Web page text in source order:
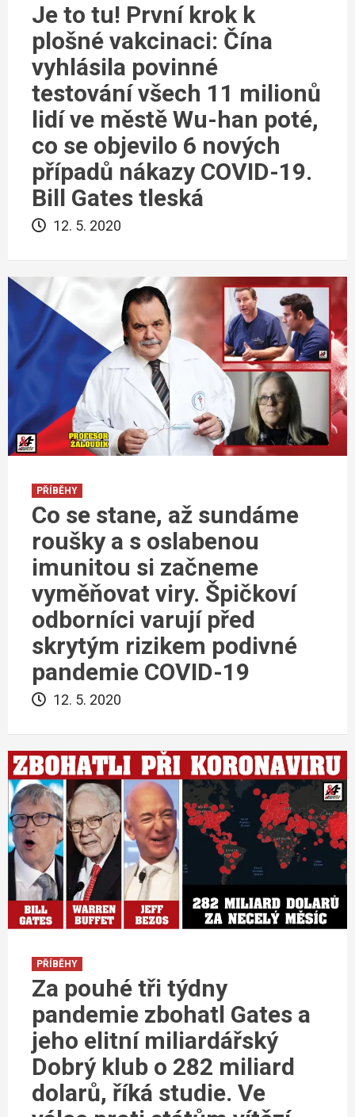
Je to tu! První krok k
plošné vakcinaci: Čína
vyhlásila povinné
testování všech 11 milionů
lidí ve městě Wu-han poté,
co se objevilo 6 nových
případů nákazy COVID-19.
Bill Gates tleská
12. 5. 2020
PŘÍBĚHY
Co se stane, až sundáme
roušky a s oslabenou
imunitou si začneme
vyměňovat viry. Špičkoví
odborníci varují před
skrytým rizikem podivné
pandemie COVID-19
12. 5. 2020
PŘÍBĚHY
Za pouhé tři týdny
pandemie zbohatl Gates a
jeho elitní miliardářský
Dobrý klub o 282 miliard
dolarů, říká studie. Ve